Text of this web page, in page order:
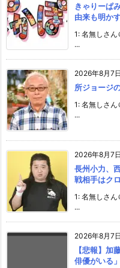
きゃりーぱ
由来も明か
1: 名無しさ
...
2026年8月7日
所ジョージ
1: 名無しさ
...
2026年8月7日
長州小力、
戦相手はク
1: 名無しさ
...
2026年8月7日
【悲報】加
俳優がいる」